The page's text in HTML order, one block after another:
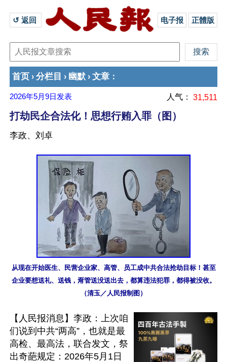
↺ 返回 电子报 正體版
首页 › 分栏目 › 幽默 › 文章 ：
2026年5月9日 发表 人气： 31,511
打劫民企合法化！思想行贿入罪（图）
李政、刘卓
从现在开始医生、民营企业家、高管、员工成中共合法抢劫目标！甚至
企业要想送礼、送钱，甭管送没送出去，都算违法犯罪，都得被没收。
（清玉／人民报制图）
【人民报消息】李政：上次咱
们说到中共“两高”，也就是最
高检、最高法，联合发文，祭
出奇葩规定：2026年5月1日